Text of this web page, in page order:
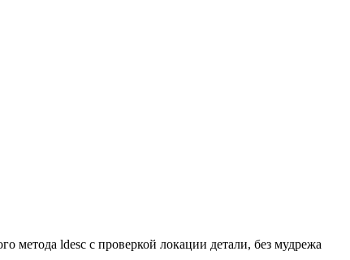
метода ldesc с проверкой локации детали, без мудрежа